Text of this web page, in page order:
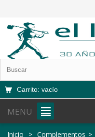
Carrito: vacío
MENU
Inicio > Complementos >